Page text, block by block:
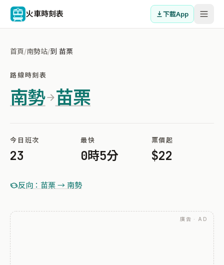
火車時刻表 下載App
首頁/南勢站/到 苗栗
路線時刻表
南勢 苗栗
今日班次
23
最快
0時5分
票價起
$22
反向：苗栗 → 南勢
廣告 · AD